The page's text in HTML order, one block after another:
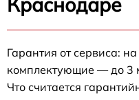
Гарантия от сервиса:
комплектующие — до 3
Что считается